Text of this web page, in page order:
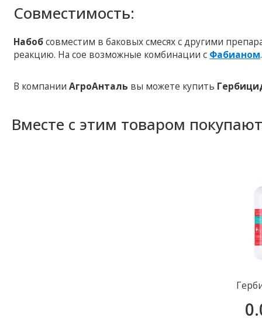
Совместимость:
Набобсовместим в баковых смесях с другими
реакцию. На сое возможные комбинации с Фабианом.
В компанииАгроАнталь вы можете купить
Вместе с этим товаром покупают